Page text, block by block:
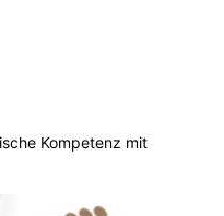
Kompetenz mit